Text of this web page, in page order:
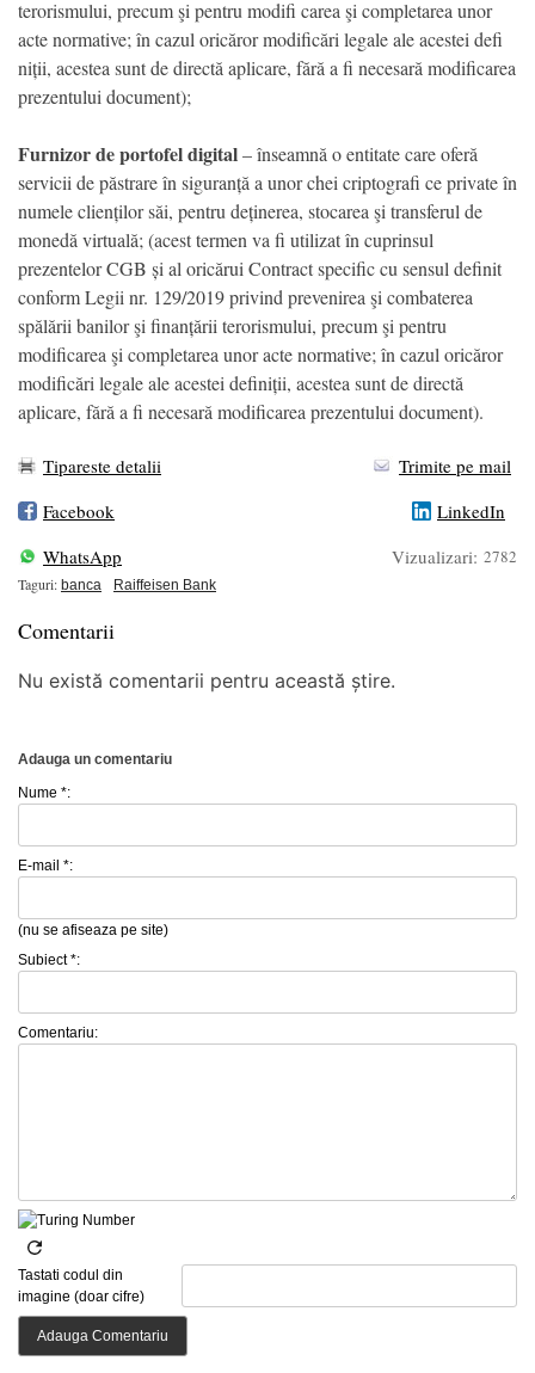
terorismului, precum şi pentru modifi carea şi completarea unor
acte normative; în cazul oricăror modificări legale ale acestei defi
niții, acestea sunt de directă aplicare, fără a fi necesară modificarea
prezentului document);
Furnizor de portofel digital– înseamnă o entitate care oferă
servicii de păstrare în siguranță a unor chei criptografi ce private în
numele clienților săi, pentru deținerea, stocarea şi transferul de
monedă virtuală; (acest termen va fi utilizat în cuprinsul
prezentelor CGB și al oricărui Contract specific cu sensul definit
conform Legii nr. 129/2019 privind prevenirea şi combaterea
spălării banilor şi finanțării terorismului, precum şi pentru
modificarea şi completarea unor acte normative; în cazul oricăror
modificări legale ale acestei definiții, acestea sunt de directă
aplicare, fără a fi necesară modificarea prezentului document).
Tipareste detalii
Trimite pe mail
Facebook
LinkedIn
WhatsApp
Vizualizari: 2782
Taguri: banca Raiffeisen Bank
Comentarii
Nu există comentarii pentru această știre.
Adauga un comentariu
Nume *:
E-mail *:
(nu se afiseaza pe site)
Subiect *:
Comentariu:
Tastati codul din
imagine (doar cifre)